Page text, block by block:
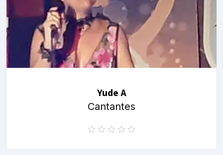
Yude A
Cantantes